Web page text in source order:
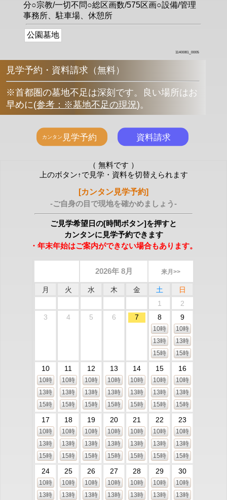
分○宗教/一切不問○総区画数/575区画○設備/管理
事務所、駐車場、休憩所
公園墓地
1140081_0005
見学予約・資料請求（無料）
※首都圏の墓地不足は深刻です。良い場所はお
早めに(参考：※墓地不足の現況)。
（ 無料です ）
上のボタン↑で見学・資料を切替えられます
[カンタン見学予約]
-ご自身の目で現地を確かめましょう-
ご見学希望日の[時間ボタン]を押すと
カンタンに見学予約できます
・年末年始はご案内ができない場合もあります。
2026年 8月 来月>>
月 火 水 木 金 土
日
1
2
3
4 5 6 7 8
10時
13時
15時
9
10時
13時
15時
10
10時
13時
15時
11
10時
13時
15時
12
10時
13時
15時
13
10時
13時
15時
14
10時
13時
15時
15
10時
13時
15時
16
10時
13時
15時
17
10時
13時
15時
18
10時
13時
15時
19
10時
13時
15時
20
10時
13時
15時
21
10時
13時
15時
22
10時
13時
15時
23
10時
13時
15時
24
10時
13時
25
10時
13時
26
10時
13時
27
10時
13時
28
10時
13時
29
10時
13時
30
10時
13時